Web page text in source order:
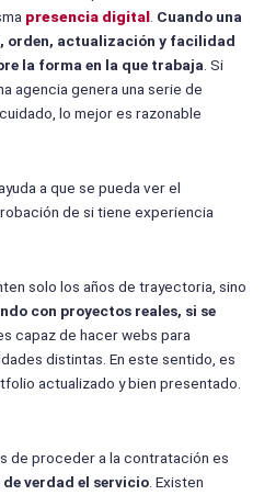
presencia digital Cuando una
orden, actualización y facilidad
la forma en la que trabaja . Si
agencia genera una serie de
lo mejor es razonable
a que se pueda ver el
de si tiene experiencia
solo los años de trayectoria, sino
con proyectos reales, si se
capaz de hacer webs para
distintas. En este sentido, es
actualizado y bien presentado.
de proceder a la contratación es
de verdad el servicio . Existen